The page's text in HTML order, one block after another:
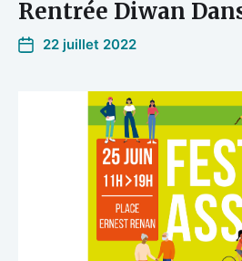
Rentrée Diwan
22 juillet 2022